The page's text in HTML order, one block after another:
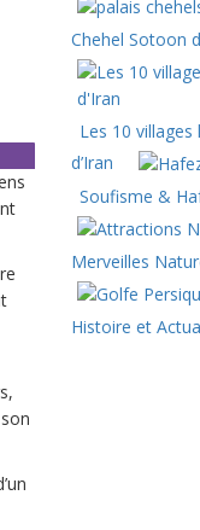
Chehel Sotoon
Les 10
d’Iran
Soufisme &
Merveilles
Histoire et